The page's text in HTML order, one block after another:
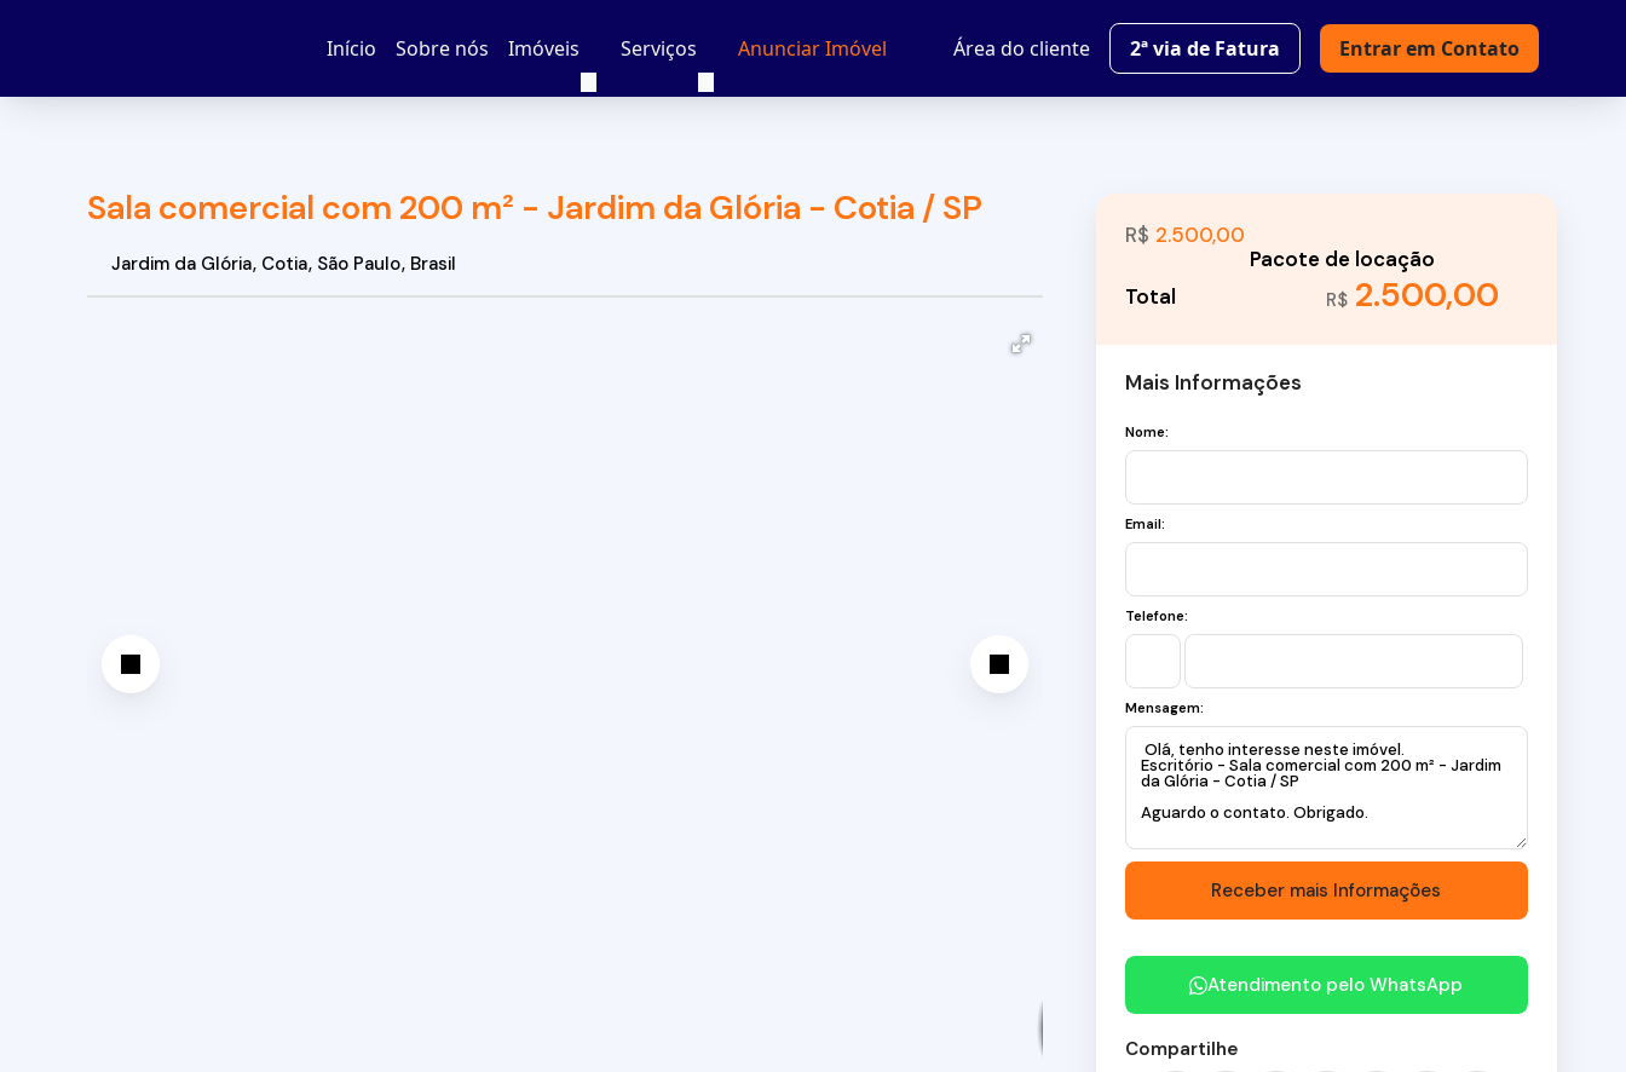
Entrar em Contato
2ª via de Fatura
Área do cliente
Anunciar Imóvel
Serviços
Imóveis
Sobre nós
Início
Sala comercial com 200 m² - Jardim da Glória - Cotia / SP
Jardim da Glória, Cotia, São Paulo, Brasil
R$ 2.500,00
R$ 2.500,00
Mais Informações
Nome:
Email:
Telefone:
Mensagem:
Atendimento peloWhatsApp
Compartilhe